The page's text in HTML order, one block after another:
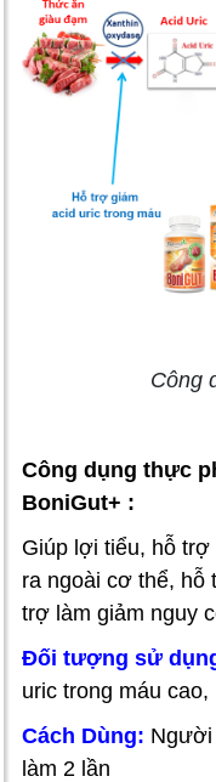
Công
Công dụng thực
BoniGut+ :
Giúp lợi tiểu, hỗ
ra ngoài cơ thể, hỗ
trợ làm giảm nguy
Đối tượng sử
uric trong máu
Cách Dùng: Người
làm 2 lần